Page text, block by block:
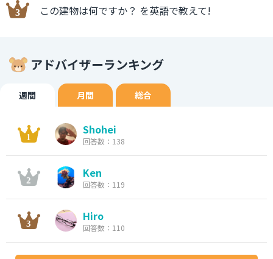
この建物は何ですか？ を英語で教えて!
アドバイザーランキング
週間 月間 総合
Shohei
回答数：138
Ken
回答数：119
Hiro
回答数：110